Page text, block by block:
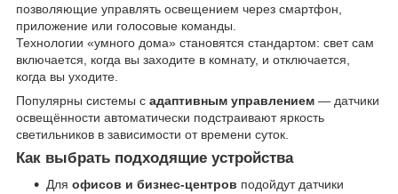
позволяющие управлять освещением через смартфон,
приложение или голосовые команды.
Технологии «умного дома» становятся стандартом: свет сам
включается, когда вы заходите в комнату, и отключается,
когда вы уходите.
Популярны системы с адаптивным управлением — датчики
освещённости автоматически подстраивают яркость
светильников в зависимости от времени суток.
Как выбрать подходящие устройства
Для офисов и бизнес-центров подойдут датчики